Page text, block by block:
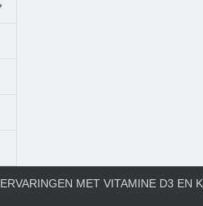
ERVARINGEN MET VITAMINE D3 EN